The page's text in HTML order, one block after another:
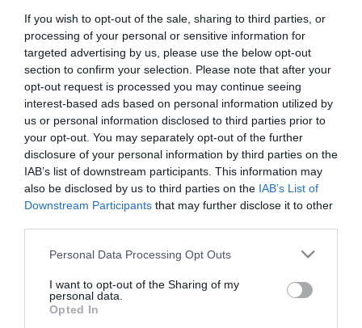
If you wish to opt-out of the sale, sharing to third parties, or
processing of your personal or sensitive information for
targeted advertising by us, please use the below opt-out
section to confirm your selection. Please note that after your
opt-out request is processed you may continue seeing
interest-based ads based on personal information utilized by
us or personal information disclosed to third parties prior to
your opt-out. You may separately opt-out of the further
disclosure of your personal information by third parties on the
IAB’s list of downstream participants. This information may
also be disclosed by us to third parties on the IAB’s List of
Downstream Participants that may further disclose it to other
Please note that this website/app uses one or more Google
not limited to your visit or usage behaviour. You may click to
grant or deny consent to Google and its third-party tags to
use your data for below specified purposes in below Google
Personal Data Processing Opt Outs
I want to opt-out of the Sharing of my
personal data.
Opted In
TV
Nowe telewizory LG już w
przedsprzedaży. Można
zdobyć soundbar za
złotówkę!
NATALIA KANIA-KUC
·
29 KWIETNIA 2024
TV
Telewizory z Google TV marki
NATALIA KANIA-KUC